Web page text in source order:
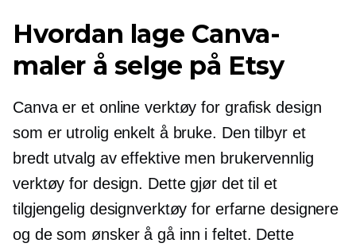
Hvordan lage Canva-
maler å selge på Etsy
Canva er et online verktøy for grafisk design
som er utrolig enkelt å bruke. Den tilbyr et
bredt utvalg av effektive men brukervennlig
verktøy for design. Dette gjør det til et
tilgjengelig designverktøy for erfarne designere
og de som ønsker å gå inn i feltet. Dette